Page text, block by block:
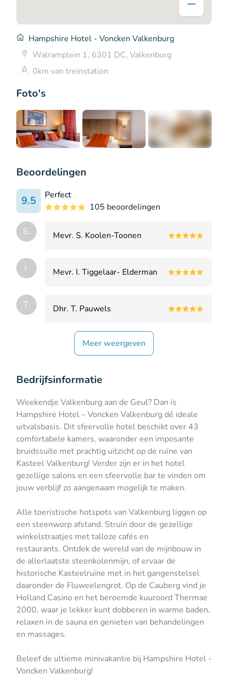
Foto's
Beoordelingen
9.5
Perfect
105 beoordelingen
S. Mevr. S. Koolen-Toonen
I. Mevr. I. Tiggelaar- Elderman
T. Dhr. T. Pauwels
Meer weergeven
Hampshire Hotel - Voncken Valkenburg
Walramplein 1, 6301 DC, Valkenburg
0km van treinstation
Bedrijfsinformatie
Weekendje Valkenburg aan de Geul? Dan is
Hampshire Hotel – Voncken Valkenburg dé ideale
uitvalsbasis. Dit sfeervolle hotel beschikt over 43
comfortabele kamers, waaronder een imposante
bruidssuite met prachtig uitzicht op de ruïne van
Kasteel Valkenburg! Verder zijn er in het hotel
gezellige salons en een sfeervolle bar te vinden om
jouw verblijf zo aangenaam mogelijk te maken.
Alle toeristische hotspots van Valkenburg liggen op
een steenworp afstand. Struin door de gezellige
winkelstraatjes met talloze cafés en
restaurants. Ontdek de wereld van de mijnbouw in
de allerlaatste steenkolenmijn, of ervaar de
historische Kasteelruïne met in het gangenstelsel
daaronder de Fluweelengrot. Op de Cauberg vind je
Holland Casino en het beroemde kuuroord Thermae
2000, waar je lekker kunt dobberen in warme baden,
relaxen in de sauna en genieten van behandelingen
en massages.
Beleef de ultieme minivakantie bij Hampshire Hotel -
Voncken Valkenburg!